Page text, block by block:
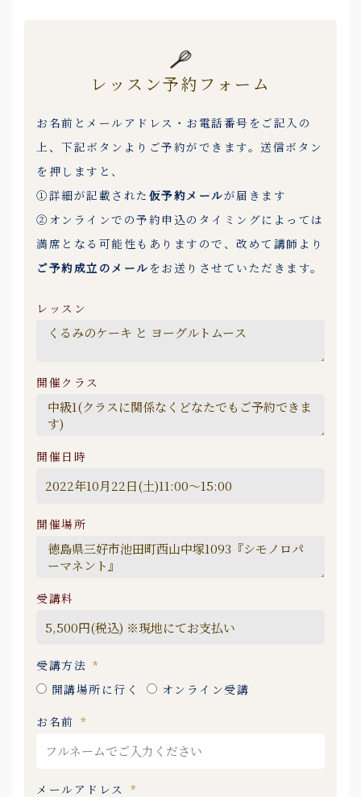
レッスン予約フォーム
お名前とメールアドレス・お電話番号をご記入の
上、下記ボタンよりご予約ができます。送信ボタン
を押しますと、
①詳細が記載された 仮予約メールが届きます
②オンラインでの予約申込のタイミングによっては
満席となる可能性もありますので、改めて講師より
ご予約成立のメール をお送りさせていただきます。
レッスン
開催クラス
開催日時
開催場所
受講料
受講方法
開講場所に行く
オンライン受講
お名前
メールアドレス